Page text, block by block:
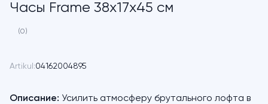
Часы Frame 38х17х45 см
(0)
Artikul:04162004895
Описание: Усилить атмосферу брутального лофта в